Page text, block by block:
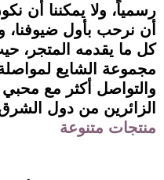
رسمياً، ولا يمكننا أن
أن نرحب بأول
كل ما يقدمه المتجر،
مجموعة الشايع
والتواصل أكثر مع
الزائرين من دول
منتجات متنوعة